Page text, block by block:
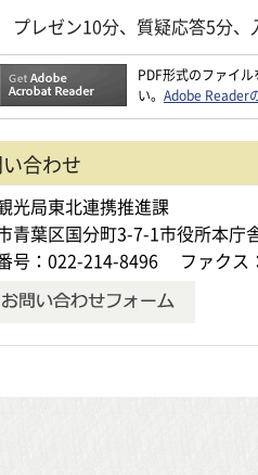
ゼン10分、質疑応答5分、
PDF形式のファイ
い。 Adobe Reader
合わせ
光局東北連携推進課
青葉区国分町3-7-1市役所本庁
号：022-214-8496
ファクス